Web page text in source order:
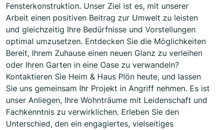
Fensterkonstruktion. Unser Ziel ist es, mit unserer
Arbeit einen positiven Beitrag zur Umwelt zu leisten
und gleichzeitig Ihre Bedürfnisse und Vorstellungen
optimal umzusetzen. Entdecken Sie die Möglichkeiten
Bereit, Ihrem Zuhause einen neuen Glanz zu verleihen
oder Ihren Garten in eine Oase zu verwandeln?
Kontaktieren Sie Heim & Haus Plön heute, und lassen
Sie uns gemeinsam Ihr Projekt in Angriff nehmen. Es ist
unser Anliegen, Ihre Wohnträume mit Leidenschaft und
Fachkenntnis zu verwirklichen. Erleben Sie den
Unterschied, den ein engagiertes, vielseitiges